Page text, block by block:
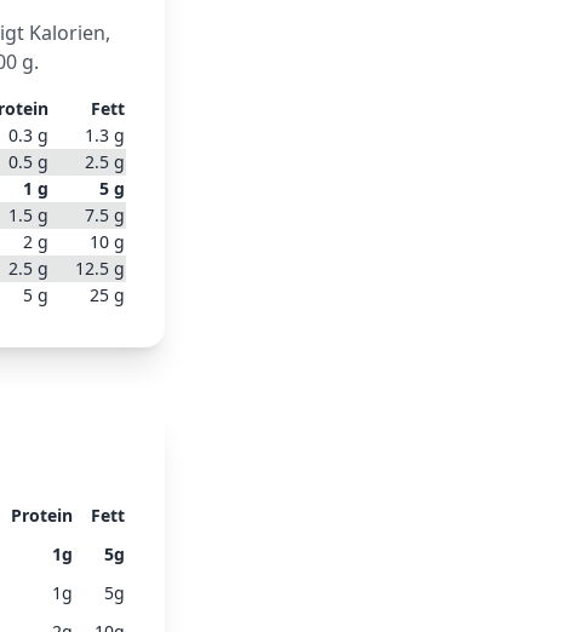
Kalorien,
g.
Fett
0.3 g 1.3 g
0.5 g 2.5 g
1 g 5 g
1.5 g 7.5 g
2 g 10 g
2.5 g 12.5 g
5 g 25 g
Protein
Fett
1g 5g
1g 5g